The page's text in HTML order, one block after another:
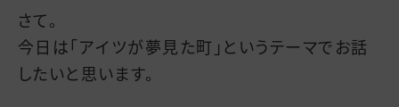
さて。
今日は「アイツが夢見た町」というテーマでお話
したいと思います。